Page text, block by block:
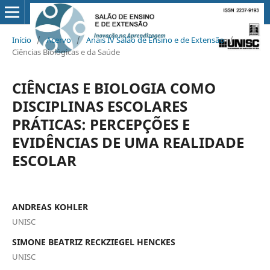
Início / Acervo / Anais IV Salão de Ensino e de Extensão /
Ciências Biológicas e da Saúde
CIÊNCIAS E BIOLOGIA COMO
DISCIPLINAS ESCOLARES
PRÁTICAS: PERCEPÇÕES E
EVIDÊNCIAS DE UMA REALIDADE
ESCOLAR
ANDREAS KOHLER
UNISC
SIMONE BEATRIZ RECKZIEGEL HENCKES
UNISC